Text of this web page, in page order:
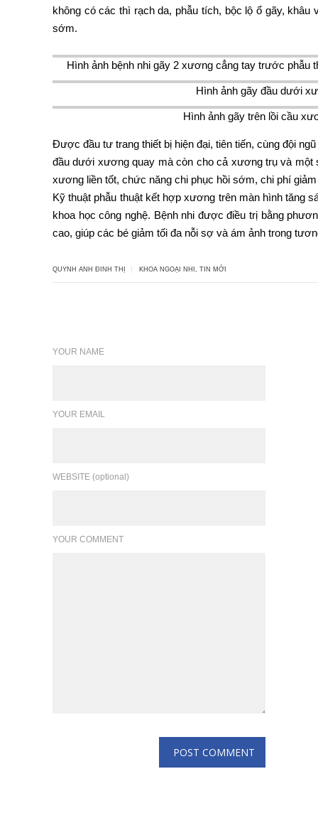
không có các thì rạch da, phẫu tích, bộc lộ ổ gãy,
sớm.
Hình ảnh bệnh nhi gãy 2 xương cẳng tay trước phẫu
Hình ảnh gãy đầu dưới
Hình ảnh gãy trên lồi cầu
Được đầu tư trang thiết bị hiện đại, tiên tiến, cùng đội
đầu dưới xương quay mà còn cho cả xương trụ và một
xương liền tốt, chức năng chi phục hồi sớm, chi phí
Kỹ thuật phẫu thuật kết hợp xương trên màn hình tăng
khoa học công nghệ. Bệnh nhi được điều trị bằng
cao, giúp các bé giảm tối đa nỗi sợ và ám ảnh trong
QUYNH ANH ĐINH THỊ KHOA NGOẠI NHI , TIN MỚI
YOUR NAME
YOUR EMAIL
WEBSITE (optional)
YOUR COMMENT